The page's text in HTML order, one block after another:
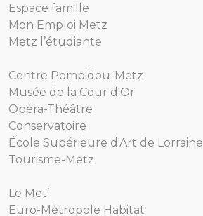
Espace famille
Mon Emploi Metz
Metz l’étudiante
Centre Pompidou-Metz
Musée de la Cour d'Or
Opéra-Théâtre
Conservatoire
École Supérieure d'Art de Lorraine
Tourisme-Metz
Le Met’
Euro-Métropole Habitat